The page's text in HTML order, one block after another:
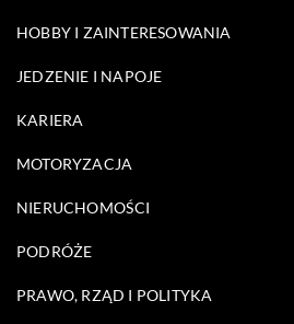
HOBBY I ZAINTERESOWANIA
JEDZENIE I NAPOJE
KARIERA
MOTORYZACJA
NIERUCHOMOŚCI
PODRÓŻE
PRAWO, RZĄD I POLITYKA